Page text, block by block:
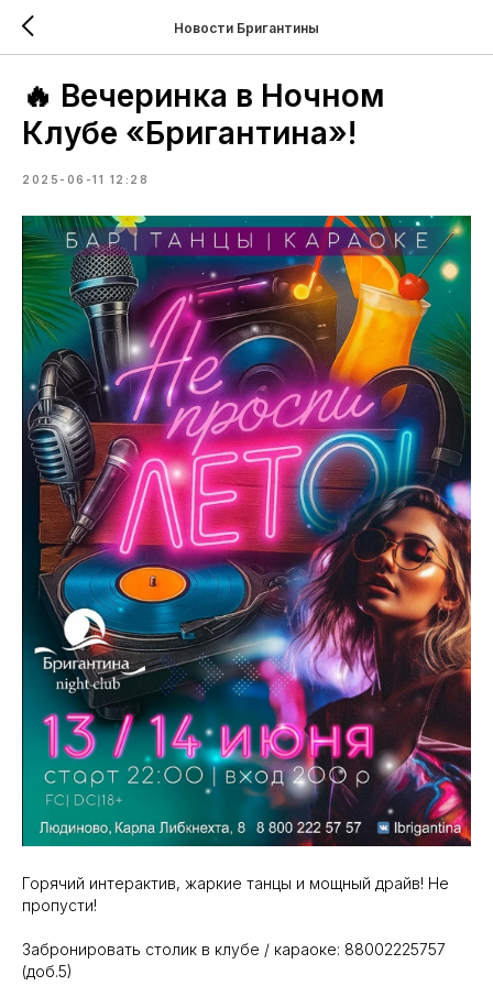
Новости Бригантины
🔥 Вечеринка в Ночном
Клубе «Бригантина»!
2025-06-11 12:28
Горячий интерактив, жаркие танцы и мощный драйв! Не
пропусти!
Забронировать столик в клубе / караоке: 88002225757
(доб.5)